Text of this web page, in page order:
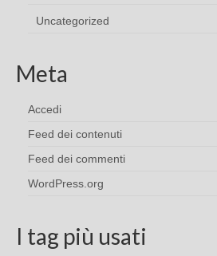
Uncategorized
Meta
Accedi
Feed dei contenuti
Feed dei commenti
WordPress.org
I tag più usati